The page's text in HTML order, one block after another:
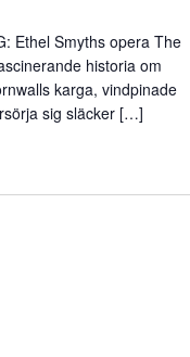
Ethel Smyths opera The
historia om
karga, vindpinade
sig släcker […]